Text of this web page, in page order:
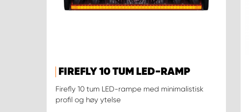
FIREFLY 10 TUM LED-RAMP
Firefly 10 tum LED-rampe med minimalistisk
profil og høy ytelse